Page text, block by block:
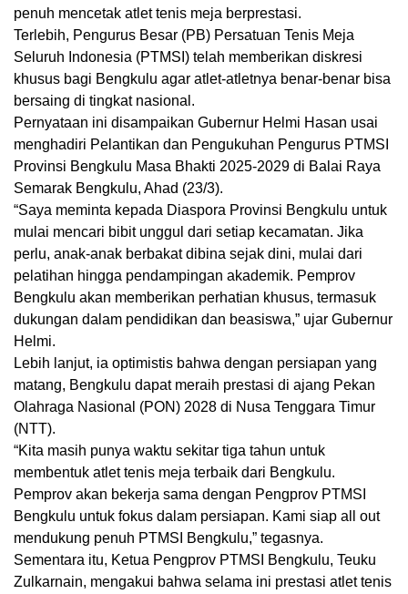
penuh mencetak atlet tenis meja berprestasi.
Terlebih, Pengurus Besar (PB) Persatuan Tenis Meja
Seluruh Indonesia (PTMSI) telah memberikan diskresi
khusus bagi Bengkulu agar atlet-atletnya benar-benar bisa
bersaing di tingkat nasional.
Pernyataan ini disampaikan Gubernur Helmi Hasan usai
menghadiri Pelantikan dan Pengukuhan Pengurus PTMSI
Provinsi Bengkulu Masa Bhakti 2025-2029 di Balai Raya
Semarak Bengkulu, Ahad (23/3).
“Saya meminta kepada Diaspora Provinsi Bengkulu untuk
mulai mencari bibit unggul dari setiap kecamatan. Jika
perlu, anak-anak berbakat dibina sejak dini, mulai dari
pelatihan hingga pendampingan akademik. Pemprov
Bengkulu akan memberikan perhatian khusus, termasuk
dukungan dalam pendidikan dan beasiswa,” ujar Gubernur
Helmi.
Lebih lanjut, ia optimistis bahwa dengan persiapan yang
matang, Bengkulu dapat meraih prestasi di ajang Pekan
Olahraga Nasional (PON) 2028 di Nusa Tenggara Timur
(NTT).
“Kita masih punya waktu sekitar tiga tahun untuk
membentuk atlet tenis meja terbaik dari Bengkulu.
Pemprov akan bekerja sama dengan Pengprov PTMSI
Bengkulu untuk fokus dalam persiapan. Kami siap all out
mendukung penuh PTMSI Bengkulu,” tegasnya.
Sementara itu, Ketua Pengprov PTMSI Bengkulu, Teuku
Zulkarnain, mengakui bahwa selama ini prestasi atlet tenis